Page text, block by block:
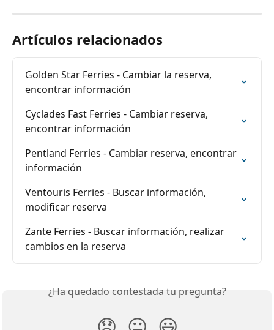
Artículos relacionados
Golden Star Ferries - Cambiar la reserva,
encontrar información
Cyclades Fast Ferries - Cambiar reserva,
encontrar información
Pentland Ferries - Cambiar reserva, encontrar
información
Ventouris Ferries - Buscar información,
modificar reserva
Zante Ferries - Buscar información, realizar
cambios en la reserva
¿Ha quedado contestada tu pregunta?